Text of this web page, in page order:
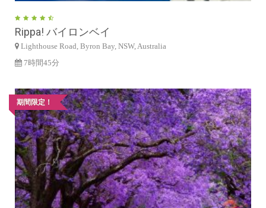
Rippa! バイロンベイ
Lighthouse Road, Byron Bay, NSW, Australia
7時間45分
期間限定！